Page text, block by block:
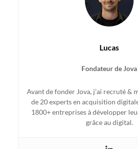
Lucas
Fondateur de Jova
Avant de fonder Jova, j’ai recruté &
de 20 experts en acquisition
1800+ entreprises à développer
grâce au digital.